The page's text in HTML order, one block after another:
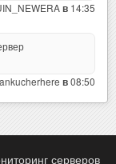
в 14:35
в08:50
серверов